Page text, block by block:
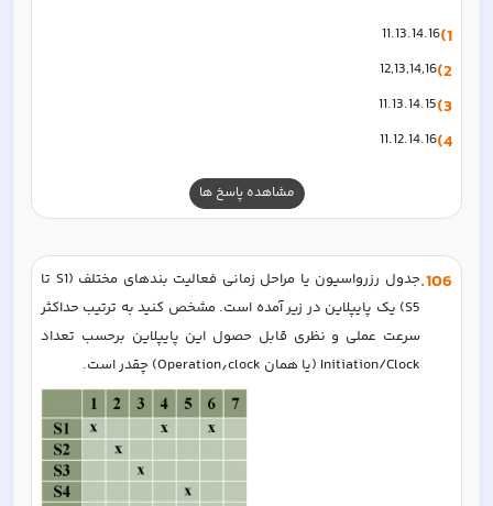
1)
11.13.14.16
2)
12,13,14,16
3)
11.13.14.15
4)
11.12.14.16
مشاهده پاسخ ها
106
.
Initiation/Clock (یا همان Operation٫clock) چقدر است.